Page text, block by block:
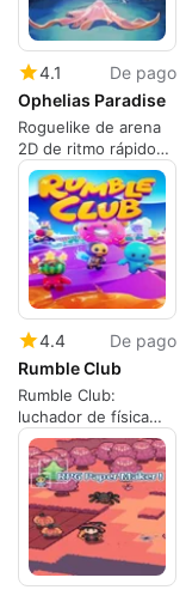
4.1
De pago
Ophelias Paradise
Roguelike de arena
2D de ritmo rápido
centrado en la
experimentación de
construcciones
4.4
De pago
Rumble Club
Rumble Club:
luchador de física
caótica para partidas
sociales rápidas